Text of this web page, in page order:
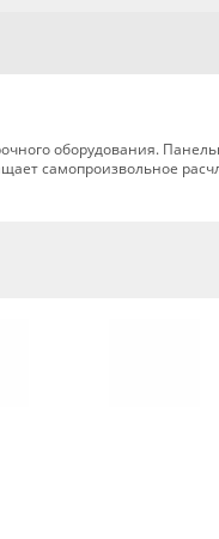
оборудования.
самопроизвольное